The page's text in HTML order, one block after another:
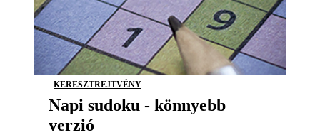
KERESZTREJTVÉNY
Napi sudoku - könnyebb
verzió